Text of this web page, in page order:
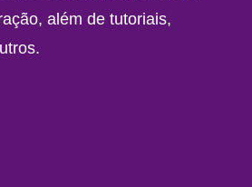
além de tutoriais,